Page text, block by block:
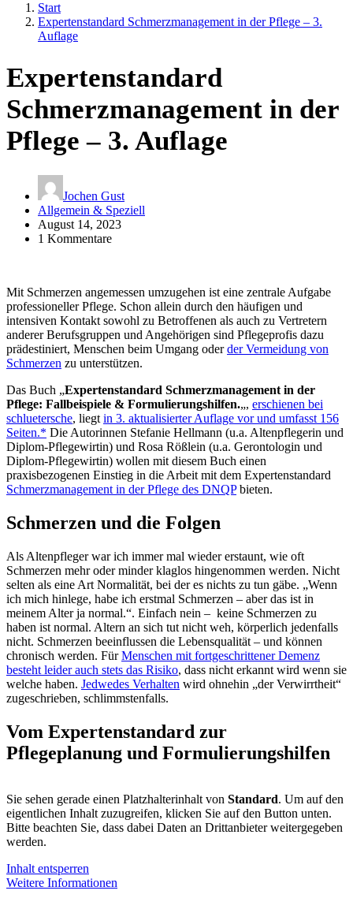
Start
Expertenstandard Schmerzmanagement in der Pflege – 3.
Auflage
Expertenstandard
Schmerzmanagement in der
Pflege – 3. Auflage
Jochen Gust
Allgemein & Speziell
August 14, 2023
1 Kommentare
Mit Schmerzen angemessen umzugehen ist eine zentrale Aufgabe
professioneller Pflege. Schon allein durch den häufigen und
intensiven Kontakt sowohl zu Betroffenen als auch zu Vertretern
anderer Berufsgruppen und Angehörigen sind Pflegeprofis dazu
prädestiniert, Menschen beim Umgang oderder Vermeidung von
Schmerzen zu unterstützen.
Das Buch „Expertenstandard Schmerzmanagement in der
Pflege: Fallbeispiele & Formulierungshilfen.„, erschienen bei
schluetersche, liegt in 3. aktualisierter Auflage vor und umfasst 156
Seiten.* Die Autorinnen Stefanie Hellmann (u.a. Altenpflegerin und
Diplom-Pflegewirtin) und Rosa Rößlein (u.a. Gerontologin und
Diplom-Pflegewirtin) wollen mit diesem Buch einen
praxisbezogenen Einstieg in die Arbeit mit dem Expertenstandard
Schmerzmanagement in der Pflege des DNQPbieten.
Schmerzen und die Folgen
Als Altenpfleger war ich immer mal wieder erstaunt, wie oft
Schmerzen mehr oder minder klaglos hingenommen werden. Nicht
selten als eine Art Normalität, bei der es nichts zu tun gäbe. „Wenn
ich mich hinlege, habe ich erstmal Schmerzen – aber das ist in
meinem Alter ja normal.“. Einfach nein – keine Schmerzen zu
haben ist normal. Altern an sich tut nicht weh, körperlich jedenfalls
nicht. Schmerzen beeinflussen die Lebensqualität – und können
chronisch werden. FürMenschen mit fortgeschrittener Demenz
besteht leider auch stets das Risiko, dass nicht erkannt wird wenn sie
welche haben. Jedwedes Verhalten wird ohnehin „der Verwirrtheit“
zugeschrieben, schlimmstenfalls.
Vom Expertenstandard zur
Pflegeplanung und Formulierungshilfen
Sie sehen gerade einen Platzhalterinhalt von Standard. Um auf den
eigentlichen Inhalt zuzugreifen, klicken Sie auf den Button unten.
Bitte beachten Sie, dass dabei Daten an Drittanbieter weitergegeben
werden.
Inhalt entsperren
Weitere Informationen